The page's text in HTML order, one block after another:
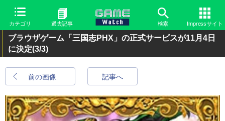
カテゴリ 過去記事 検索 Impressサイト
ブラウザゲーム「三国志PHX」の正式サービスが11月4日
に決定(3/3)
前の画像 記事へ